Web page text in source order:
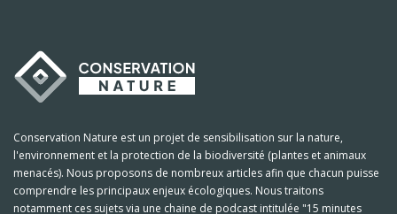
Conservation Nature est un projet de sensibilisation sur la nature,
l'environnement et la protection de la biodiversité (plantes et animaux
menacés). Nous proposons de nombreux articles afin que chacun puisse
comprendre les principaux enjeux écologiques. Nous traitons
notamment ces sujets via une chaine de podcast intitulée "15 minutes